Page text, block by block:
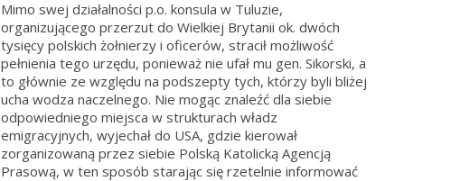
Mimo swej działalności p.o. konsula w Tuluzie,
organizującego przerzut do Wielkiej Brytanii ok. dwóch
tysięcy polskich żołnierzy i oficerów, stracił możliwość
pełnienia tego urzędu, ponieważ nie ufał mu gen. Sikorski, a
to głównie ze względu na podszepty tych, którzy byli bliżej
ucha wodza naczelnego. Nie mogąc znaleźć dla siebie
odpowiedniego miejsca w strukturach władz
emigracyjnych, wyjechał do USA, gdzie kierował
zorganizowaną przez siebie Polską Katolicką Agencją
Prasową, w ten sposób starając się rzetelnie informować